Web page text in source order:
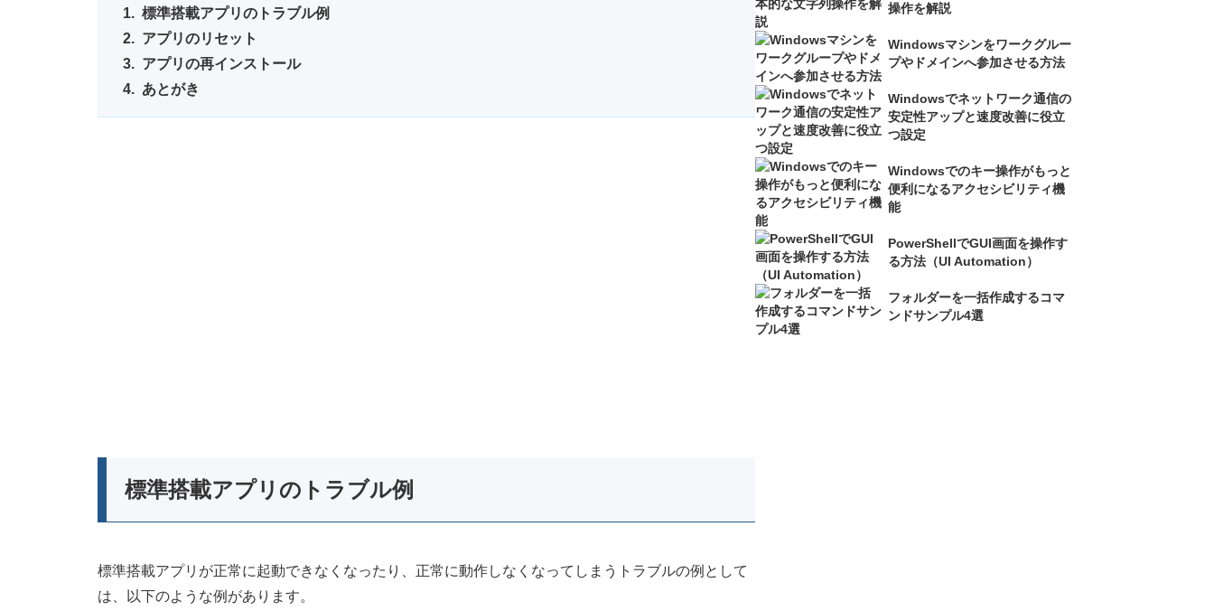
標準搭載アプリのトラブル例
アプリのリセット
アプリの再インストール
あとがき
標準搭載アプリのトラブル例
標準搭載アプリが正常に起動できなくなったり、正常に動作しなくなってしまうトラブルの例として
は、以下のような例があります。
操作を解説
Windowsマシンをワークグルー
プやドメインへ参加させる方法
Windowsでネットワーク通信の
安定性アップと速度改善に役立
つ設定
Windowsでのキー操作がもっと
便利になるアクセシビリティ機
能
PowerShellでGUI画面を操作す
る方法（UI Automation）
フォルダーを一括作成するコマ
ンドサンプル4選